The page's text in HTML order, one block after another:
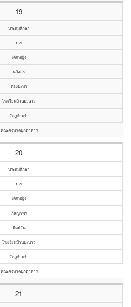
19
ประถมศึกษา
ป.๕
เด็กหญิง
นภัสสร
ทองมะหา
โรงเรียนบ้านมะนาว
วัดภูกำพร้า
คณะจังหวัดมุกดาหาร
20
ประถมศึกษา
ป.๕
เด็กหญิง
กัลญาพร
พิมพ์วัน
โรงเรียนบ้านมะนาว
วัดภูกำพร้า
คณะจังหวัดมุกดาหาร
21